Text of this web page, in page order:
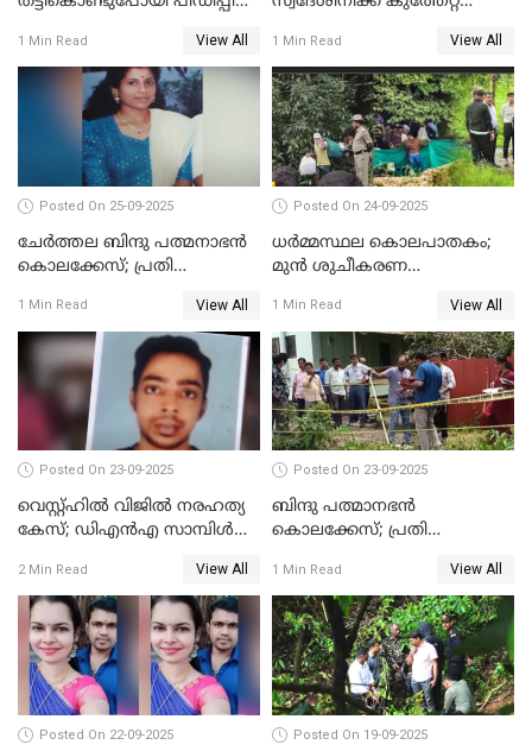
1 Min Read View All
ജോസഫ് പിടിയില്‍
1 Min Read View All
Posted On 25-09-2025
ചേർത്തല ബിന്ദു പത്മനാഭൻ
കൊലക്കേസ്; പ്രതി
1 Min Read View All
Posted On 24-09-2025
ധർമ്മസ്ഥല കൊലപാതകം;
മുൻ ശുചീകരണ
രേഖപ്പെടുത്തും
1 Min Read View All
Posted On 23-09-2025
വെസ്റ്റ്ഹിൽ വിജിൽ നരഹത്യ
കേസ്; ഡിഎൻഎ സാമ്പിൾ
2 Min Read View All
Posted On 23-09-2025
ബിന്ദു പത്മാനഭന്‍
കൊലക്കേസ്; പ്രതി
രേഖപ്പെടുത്തി
1 Min Read View All
Posted On 22-09-2025 Posted On 19-09-2025